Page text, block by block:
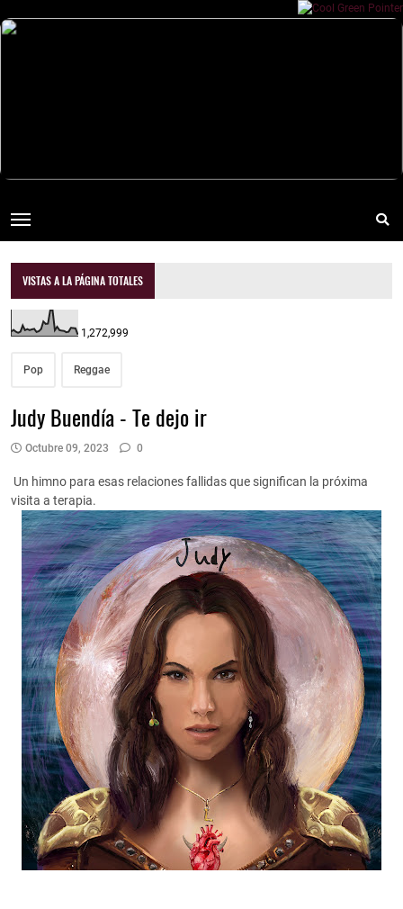
VISTAS A LA PÁGINA TOTALES
1,272,999
Pop Reggae
Judy Buendía - Te dejo ir
Octubre 09, 2023 0
Un himno para esas relaciones fallidas que significan la próxima
visita a terapia.